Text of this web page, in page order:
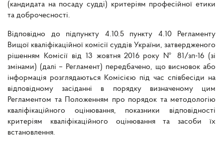
(кандидата на посаду судді) критеріям професійної етики
та доброчесності.
Відповідно до підпункту 4.10.5 пункту 4.10 Регламенту
Вищої кваліфікаційної комісії суддів України, затвердженого
рішенням Комісії від 13 жовтня 2016 року № 81/зп-16 (зі
змінами) (далі – Регламент) передбачено, що висновок або
інформація розглядаються Комісією під час співбесіди на
відповідному засіданні в порядку визначеному цим
Регламентом та Положенням про порядок та методологію
кваліфікаційного оцінювання, показники відповідності
критеріям кваліфікаційного оцінювання та засоби їх
встановлення.